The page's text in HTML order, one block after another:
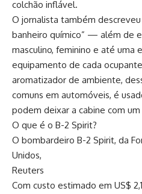
colchão inflável.
O jornalista também
banheiro químico” — além de
masculino, feminino e até uma
equipamento de cada
aromatizador de ambiente,
comuns em automóveis, é
podem deixar a cabine com um
O que é o B-2 Spirit?
O bombardeiro B-2 Spirit, da
Unidos,
Reuters
Com custo estimado em US$